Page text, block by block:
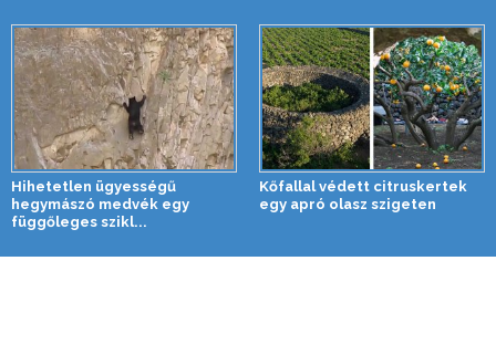
Hihetetlen ügyességű
hegymászó medvék egy
függőleges szikl...
Kőfallal védett citruskertek
egy apró olasz szigeten